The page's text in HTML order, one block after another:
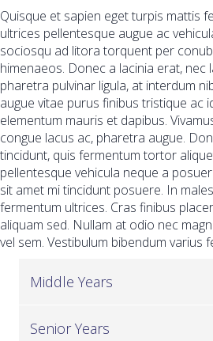
Quisque et sapien eget turpis mattis
ultrices pellentesque augue ac
sociosqu ad litora torquent per
himenaeos. Donec a lacinia erat,
pharetra pulvinar ligula, at interdum
augue vitae purus finibus tristique ac
elementum mauris et dapibus.
congue lacus ac, pharetra augue.
tincidunt, quis fermentum tortor
pellentesque vehicula neque a
sit amet mi tincidunt posuere. In
fermentum ultrices. Cras finibus
aliquam sed. Nullam at odio nec
vel sem. Vestibulum bibendum varius
Middle Years
Senior Years